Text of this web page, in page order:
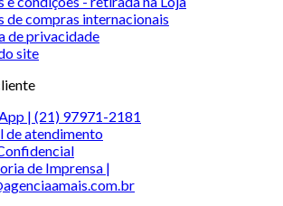
de compras internacionais
de privacidade
site
| (21) 97971-2181
de atendimento
de Imprensa |